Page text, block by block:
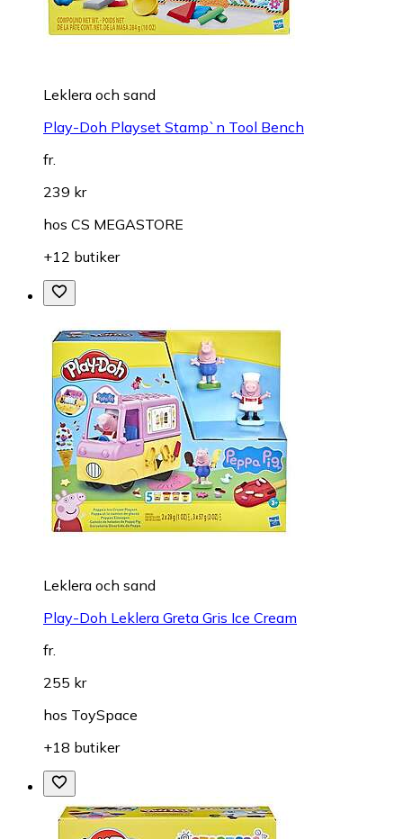
Leklera och sand
Play-Doh Playset Stamp`n Tool Bench
fr.
239 kr
hos CS MEGASTORE
+12 butiker
Leklera och sand
Play-Doh Leklera Greta Gris Ice Cream
fr.
255 kr
hos ToySpace
+18 butiker